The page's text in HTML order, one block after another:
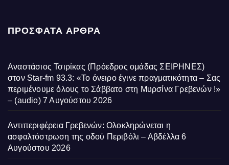
ΠΡΌΣΦΑΤΑ ΆΡΘΡΑ
Αναστάσιος Τσιρίκας (Πρόεδρος ομάδας ΣΕΙΡΗΝΕΣ)
στον Star-fm 93.3: «Το όνειρο έγινε πραγματικότητα – Σας
περιμένουμε όλους το Σάββατο στη Μυρσίνα Γρεβενών !»
– (audio) 7 Αυγούστου 2026
Αντιπεριφέρεια Γρεβενών: Ολοκληρώνεται η
ασφαλτόστρωση της οδού Περιβόλι – Αβδέλλα 6
Αυγούστου 2026